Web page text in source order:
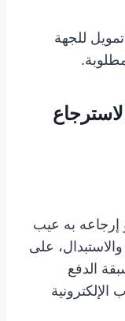
للجهة
إرجاعه به عيب
على
الدفع
الإلكترونية